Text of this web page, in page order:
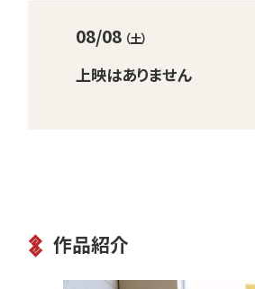
08/08 （土）
上映はありません
作品紹介